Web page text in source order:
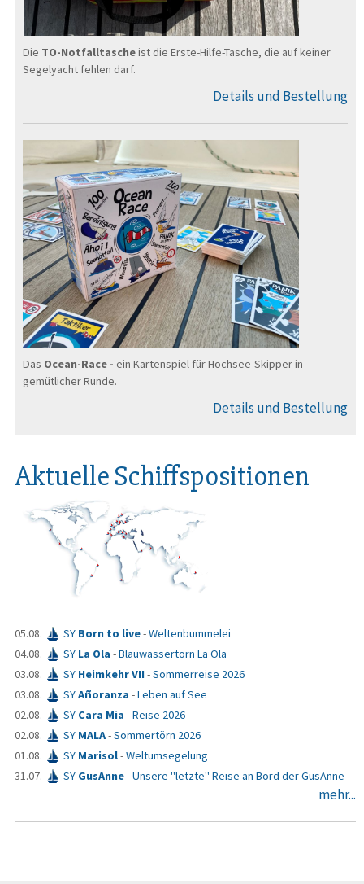
Die TO-Notfalltascheist die Erste-Hilfe-Tasche, die auf keiner
Segel­yacht fehlen darf.
Details und Bestellung
Das Ocean-Race - ein Kartenspiel für Hochsee-Skipper in
gemütlicher Runde.
Details und Bestellung
Aktuelle Schiffspositionen
05.08. SY Born to live-Weltenbummelei
04.08.
SY La Ola -Blauwassertörn La Ola
03.08.
SY Heimkehr VII-Sommerreise 2026
03.08.
SYAñoranza -Leben auf See
02.08.
SY Cara Mia -Reise 2026
02.08.
SY MALA-Sommertörn 2026
01.08.
SY Marisol-Weltumsegelung
31.07.
SY GusAnne-Unsere "letzte" Reise an Bord der GusAnne
mehr...